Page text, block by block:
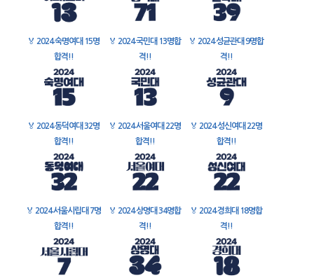
🏅 2024 숙명여대 15명
합격!!
🏅 2024 국민대 13명합
격!!
🏅 2024 성균관대 9명합
격!!
🏅 2024 동덕여대 32명
합격!!
🏅 2024 서울여대 22명
합격!!
🏅 2024 성신여대 22명
합격!!
🏅 2024 서울시립대 7명
합격!!
🏅 2024 상명대 34명합
격!!
🏅 2024 경희대 18명합
격!!